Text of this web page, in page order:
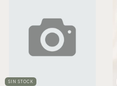
SIN STOCK